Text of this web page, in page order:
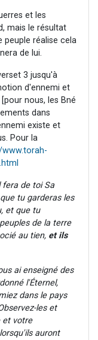
et les
mais le résultat
peuple réalise cela
de lui.
3 jusqu'à
d'ennemi et
nous, les Bné
dans
existe et
Pour la
fera de toi Sa
tu garderas les
et que tu
de la terre
au tien, et ils
ai enseigné des
l'Éternel,
dans le pays
les et
et votre
auront